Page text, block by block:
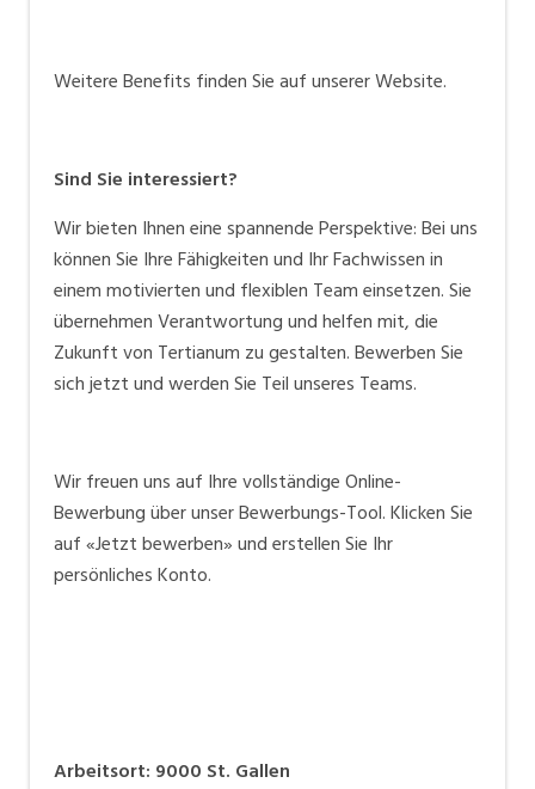
Weitere Benefits finden Sie auf unsererWebsite.
Sind Sie interessiert?
Wir bieten Ihnen eine spannende Perspektive: Bei uns
können Sie Ihre Fähigkeiten und Ihr Fachwissen in
einem motivierten und flexiblen Team einsetzen. Sie
übernehmen Verantwortung und helfen mit, die
Zukunft von Tertianum zu gestalten. Bewerben Sie
sich jetzt und werden Sie Teil unseres Teams.
Wir freuen uns auf Ihre vollständige Online-
Bewerbung über unser Bewerbungs-Tool.Klicken Sie
auf «Jetzt bewerben» und erstellen Sie Ihr
persönliches Konto.
Arbeitsort: 9000 St. Gallen